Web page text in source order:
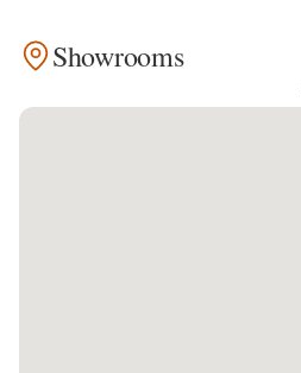
Kontakt
Showrooms